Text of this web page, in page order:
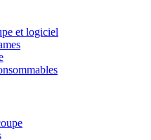
et logiciel